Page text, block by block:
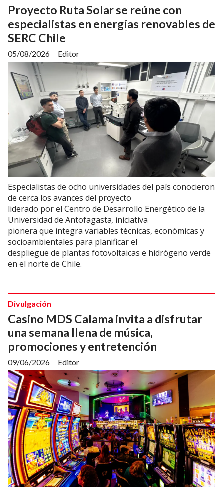
Proyecto Ruta Solar se reúne con
especialistas en energías renovables de
SERC Chile
Editor
05/08/2026
Especialistas de ocho universidades del país conocieron
de cerca los avances del proyecto
liderado por el Centro de Desarrollo Energético de la
Universidad de Antofagasta, iniciativa
pionera que integra variables técnicas, económicas y
socioambientales para planificar el
despliegue de plantas fotovoltaicas e hidrógeno verde
en el norte de Chile.
Casino MDS Calama invita a disfrutar
una semana llena de música,
promociones y entretención
Editor
Divulgación
09/06/2026